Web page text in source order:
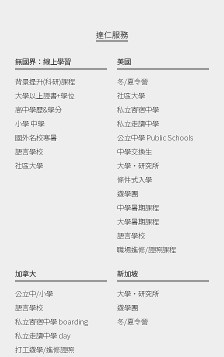
達仁服務
無國界：線上學習
背景提升(科研)課程
大學以上證書+學位
高中學歷&學分
小學 中學
國外名校寒暑
語言學校
社區大學
美國
冬/夏令營
社區大學
私立寄宿中學
私立走讀中學
公立中學 Public Schools
中學交換生
大學‧研究所
條件式入學
遊學團
中學暑期課程
大學暑期課程
語言學校
職場進修/證照課程
加拿大
公立中/小學
語言學校
私立寄宿中學 boarding
私立走讀中學 day
打工遊學/進修證照
新加坡
大學‧研究所
遊學團
冬/夏令營